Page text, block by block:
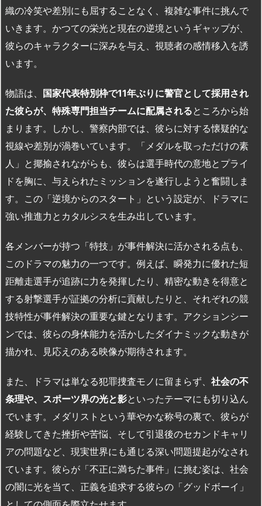
織の冷笑や差別にも屈することなく、複雑な事件に挑んで
いきます。かつての栄光と現在の逆境というギャップが、
彼らのキャラクターに深みを与え、視聴者の感情移入を誘
います。
物語は、 国家代表特別枠で11年ぶりに警官として採用され
た彼らが、特殊専門担当チームに配属されるところから始
まります。しかし、警察内部では、彼らに対する懐疑的な
視線や差別が渦巻いています。「メダルを取っただけの素
人」と揶揄されながらも、彼らは選手時代の意地とプライ
ドを胸に、与えられたミッションを遂行しようと奮闘しま
す。この「逆境からのスタート」という設定が、ドラマに
強い推進力とカタルシスを生み出しています。
各メンバーが持つ「特技」が事件解決に活かされる点も、
このドラマの魅力の一つです。例えば、瞬発力に優れた短
距離走選手が追跡に力を発揮したり、精密な動きを得意と
する射撃選手が証拠の分析に貢献したりと、それぞれの競
技特性が事件解決の重要な鍵となります。アクションシー
ンでは、彼らの身体能力を活かしたダイナミックな動きが
描かれ、見応えのある映像が期待されます。
また、ドラマは単なる犯罪捜査モノに留まらず、 社会の不
条理や、スポーツ界の光と影といったテーマにも切り込ん
でいます。メダリストという華やかな称号の裏で、彼らが
経験してきた挫折や苦悩、そして引退後のセカンドキャリ
アの問題など、現実世界にも通じる深い問題提起がなされ
ています。彼らが「不正に満ちた事件」に挑む姿は、社会
の闇に光を当て、正義を追求する彼らの「グッドボーイ」